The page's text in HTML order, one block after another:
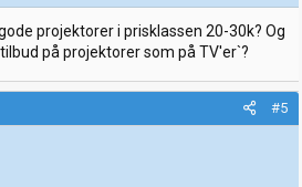
projektorer i prisklassen 20-30k? Og
på projektorer som på TV'er`?
#5